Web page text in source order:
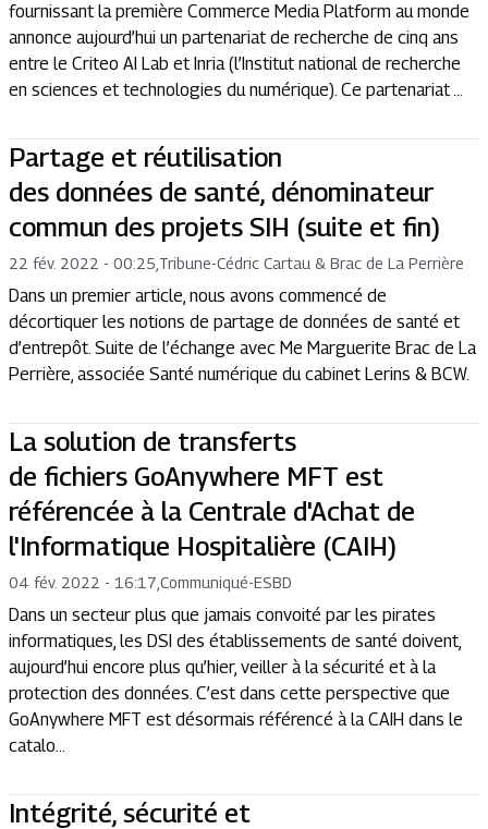
fournissant la première Commerce Media Platform au monde
annonce aujourd’hui un partenariat de recherche de cinq ans
entre le Criteo AI Lab et Inria (l’Institut national de recherche
en sciences et technologies du numérique). Ce partenariat ...
Partage et réutilisation
des données de santé, dénominateur
commun des projets SIH (suite et fin)
22 fév. 2022 - 00:25 Tribune-Cédric Cartau & Brac de La Perrière
Dans un premier article, nous avons commencé de
décortiquer les notions de partage de données de santé et
d’entrepôt. Suite de l’échange avec Me Marguerite Brac de La
Perrière, associée Santé numérique du cabinet Lerins & BCW.
La solution de transferts
de fichiers GoAnywhere MFT est
référencée à la Centrale d'Achat de
l'Informatique Hospitalière (CAIH)
04 fév. 2022 - 16:17 Communiqué-ESBD
Dans un secteur plus que jamais convoité par les pirates
informatiques, les DSI des établissements de santé doivent,
aujourd’hui encore plus qu’hier, veiller à la sécurité et à la
protection des données. C’est dans cette perspective que
GoAnywhere MFT est désormais référencé à la CAIH dans le
catalo...
Intégrité, sécurité et